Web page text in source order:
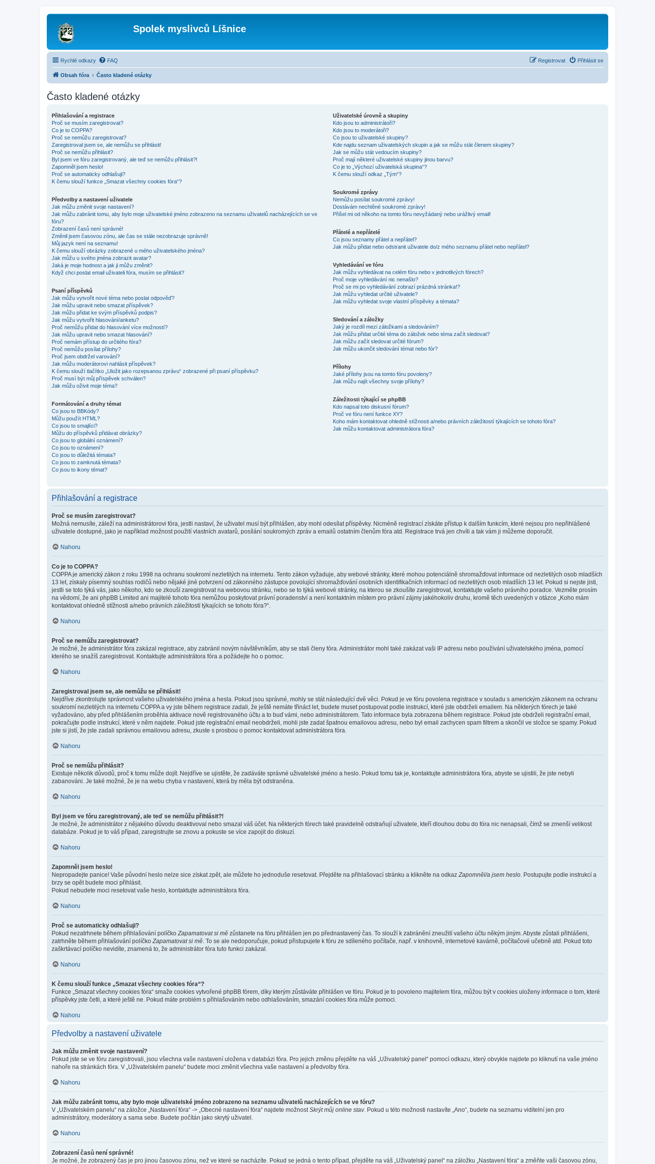
Spolek myslivců Líšnice
Rychlé odkazy FAQ Přihlásit se
Registrovat
Obsah fóra Často kladené otázky
Často kladené otázky
Přihlašování a registrace
Proč se musím zaregistrovat?
Co je to COPPA?
Proč se nemůžu zaregistrovat?
Zaregistroval jsem se, ale nemůžu se přihlásit!
Proč se nemůžu přihlásit?
Byl jsem ve fóru zaregistrovaný, ale teď se nemůžu přihlásit?!
Zapomněl jsem heslo!
Proč se automaticky odhlašuji?
K čemu slouží funkce „Smazat všechny cookies fóra“?
Předvolby a nastavení uživatele
Jak můžu změnit svoje nastavení?
Jak můžu zabránit tomu, aby bylo moje uživatelské jméno zobrazeno na seznamu uživatelů nacházejících se ve
fóru?
Zobrazení časů není správné!
Změnil jsem časovou zónu, ale čas se stále nezobrazuje správně!
Můj jazyk není na seznamu!
K čemu slouží obrázky zobrazené u mého uživatelského jména?
Jak můžu u svého jména zobrazit avatar?
Jaká je moje hodnost a jak ji můžu změnit?
Když chci poslat email uživateli fóra, musím se přihlásit?
Psaní příspěvků
Jak můžu vytvořit nové téma nebo poslat odpověď?
Jak můžu upravit nebo smazat příspěvek?
Jak můžu přidat ke svým příspěvků podpis?
Jak můžu vytvořit hlasování/anketu?
Proč nemůžu přidat do hlasování více možností?
Jak můžu upravit nebo smazat hlasování?
Proč nemám přístup do určitého fóra?
Proč nemůžu posílat přílohy?
Proč jsem obdržel varování?
Jak můžu moderátorovi nahlásit příspěvek?
K čemu slouží tlačítko „Uložit jako rozepsanou zprávu“ zobrazené při psaní příspěvku?
Proč musí být můj příspěvek schválen?
Jak můžu oživit moje téma?
Formátování a druhy témat
Co jsou to BBKódy?
Můžu použít HTML?
Co jsou to smajlíci?
Můžu do příspěvků přidávat obrázky?
Co jsou to globální oznámení?
Co jsou to oznámení?
Co jsou to důležitá témata?
Co jsou to zamknutá témata?
Co jsou to ikony témat?
Uživatelské úrovně a skupiny
Kdo jsou to administrátoři?
Kdo jsou to moderátoři?
Co jsou to uživatelské skupiny?
Kde najdu seznam uživatelských skupin a jak se můžu stát členem skupiny?
Jak se můžu stát vedoucím skupiny?
Proč mají některé uživatelské skupiny jinou barvu?
Co je to „Výchozí uživatelská skupina“?
K čemu slouží odkaz „Tým“?
Soukromé zprávy
Nemůžu posílat soukromé zprávy!
Dostávám nechtěné soukromé zprávy!
Přišel mi od někoho na tomto fóru nevyžádaný nebo urážlivý email!
Přátelé a nepřátelé
Co jsou seznamy přátel a nepřátel?
Jak můžu přidat nebo odstranit uživatele do/z mého seznamu přátel nebo nepřátel?
Vyhledávání ve fóru
Jak můžu vyhledávat na celém fóru nebo v jednotlivých fórech?
Proč moje vyhledávání nic nenašlo?
Proč se mi po vyhledávání zobrazí prázdná stránka!?
Jak můžu vyhledat určité uživatele?
Jak můžu vyhledat svoje vlastní příspěvky a témata?
Sledování a záložky
Jaký je rozdíl mezi záložkami a sledováním?
Jak můžu přidat určité téma do záložek nebo téma začít sledovat?
Jak můžu začít sledovat určité fórum?
Jak můžu ukončit sledování témat nebo fór?
Přílohy
Jaké přílohy jsou na tomto fóru povoleny?
Jak můžu najít všechny svoje přílohy?
Záležitosti týkající se phpBB
Kdo napsal toto diskusní fórum?
Proč ve fóru není funkce XY?
Koho mám kontaktovat ohledně stížnosti a/nebo právních záležitostí týkajících se tohoto fóra?
Jak můžu kontaktovat administrátora fóra?
Přihlašování a registrace
Proč se musím zaregistrovat?
Možná nemusíte, záleží na administrátorovi fóra, jestli nastaví, že uživatel musí být přihlášen, aby mohl odesílat příspěvky. Nicméně registrací získáte přístup k dalším funkcím, které nejsou pro nepřihlášené
uživatele dostupné, jako je například možnost použití vlastních avatarů, posílání soukromých zpráv a emailů ostatním členům fóra atd. Registrace trvá jen chvíli a tak vám ji můžeme doporučit.
Nahoru
Co je to COPPA?
COPPA je americký zákon z roku 1998 na ochranu soukromí nezletilých na internetu. Tento zákon vyžaduje, aby webové stránky, které mohou potenciálně shromažďovat informace od nezletilých osob mladších
13 let, získaly písemný souhlas rodičů nebo nějaké jiné potvrzení od zákonného zástupce povolující shromažďování osobních identifikačních informací od nezletilých osob mladších 13 let. Pokud si nejste jisti,
jestli se toto týká vás, jako někoho, kdo se zkouší zaregistrovat na webovou stránku, nebo se to týká webové stránky, na kterou se zkoušíte zaregistrovat, kontaktujte vašeho právního poradce. Vezměte prosím
na vědomí, že ani phpBB Limited ani majitelé tohoto fóra nemůžou poskytovat právní poradenství a není kontaktním místem pro právní zájmy jakéhokoliv druhu, kromě těch uvedených v otázce „Koho mám
kontaktovat ohledně stížnosti a/nebo právních záležitostí týkajících se tohoto fóra?“.
Nahoru
Proč se nemůžu zaregistrovat?
Je možné, že administrátor fóra zakázal registrace, aby zabránil novým návštěvníkům, aby se stali členy fóra. Administrátor mohl také zakázat vaši IP adresu nebo používání uživatelského jména, pomocí
kterého se snažíš zaregistrovat. Kontaktujte administrátora fóra a požádejte ho o pomoc.
Nahoru
Zaregistroval jsem se, ale nemůžu se přihlásit!
Nejdříve zkontrolujte správnost vašeho uživatelského jména a hesla. Pokud jsou správné, mohly se stát následující dvě věci. Pokud je ve fóru povolena registrace v souladu s americkým zákonem na ochranu
soukromí nezletilých na internetu COPPA a vy jste během registrace zadali, že ještě nemáte třináct let, budete muset postupovat podle instrukcí, které jste obdrželi emailem. Na některých fórech je také
vyžadováno, aby před přihlášením proběhla aktivace nově registrovaného účtu a to buď vámi, nebo administrátorem. Tato informace byla zobrazena během registrace. Pokud jste obdrželi registrační email,
pokračujte podle instrukcí, které v něm najdete. Pokud jste registrační email neobdrželi, mohli jste zadat špatnou emailovou adresu, nebo byl email zachycen spam filtrem a skončil ve složce se spamy. Pokud
jste si jistí, že jste zadali správnou emailovou adresu, zkuste s prosbou o pomoc kontaktovat administrátora fóra.
Nahoru
Proč se nemůžu přihlásit?
Existuje několik důvodů, proč k tomu může dojít. Nejdříve se ujistěte, že zadáváte správné uživatelské jméno a heslo. Pokud tomu tak je, kontaktujte administrátora fóra, abyste se ujistili, že jste nebyli
zabanováni. Je také možné, že je na webu chyba v nastavení, která by měla být odstraněna.
Nahoru
Byl jsem ve fóru zaregistrovaný, ale teď se nemůžu přihlásit?!
Je možné, že administrátor z nějakého důvodu deaktivoval nebo smazal váš účet. Na některých fórech také pravidelně odstraňují uživatele, kteří dlouhou dobu do fóra nic nenapsali, čímž se zmenší velikost
databáze. Pokud je to váš případ, zaregistrujte se znovu a pokuste se více zapojit do diskuzí.
Nahoru
Zapomněl jsem heslo!
Nepropadejte panice! Vaše původní heslo nelze sice získat zpět, ale můžete ho jednoduše resetovat. Přejděte na přihlašovací stránku a klikněte na odkazZapomněl/a jsem heslo. Postupujte podle instrukcí a
brzy se opět budete moci přihlásit.
Pokud nebudete moci resetovat vaše heslo, kontaktujte administrátora fóra.
Nahoru
Proč se automaticky odhlašuji?
Pokud nezatrhnete během přihlašování políčkoZapamatovat si mě zůstanete na fóru přihlášen jen po přednastavený čas. To slouží k zabránění zneužití vašeho účtu někým jiným. Abyste zůstali přihlášeni,
zatrhněte během přihlašování políčkoZapamatovat si mě. To se ale nedoporučuje, pokud přistupujete k fóru ze sdíleného počítače, např. v knihovně, internetové kavárně, počítačové učebně atd. Pokud toto
zaškrtávací políčko nevidíte, znamená to, že administrátor fóra tuto funkci zakázal.
Nahoru
K čemu slouží funkce „Smazat všechny cookies fóra“?
Funkce „Smazat všechny cookies fóra“ smaže cookies vytvořené phpBB fórem, díky kterým zůstáváte přihlášen ve fóru. Pokud je to povoleno majitelem fóra, můžou být v cookies uloženy informace o tom, které
příspěvky jste četli, a které ještě ne. Pokud máte problém s přihlašováním nebo odhlašováním, smazání cookies fóra může pomoci.
Nahoru
Předvolby a nastavení uživatele
Jak můžu změnit svoje nastavení?
Pokud jste se ve fóru zaregistrovali, jsou všechna vaše nastavení uložena v databázi fóra. Pro jejich změnu přejděte na váš „Uživatelský panel“ pomocí odkazu, který obvykle najdete po kliknutí na vaše jméno
nahoře na stránkách fóra. V „Uživatelském panelu“ budete moci změnit všechna vaše nastavení a předvolby fóra.
Nahoru
Jak můžu zabránit tomu, aby bylo moje uživatelské jméno zobrazeno na seznamu uživatelů nacházejících se ve fóru?
V „Uživatelském panelu“ na záložce „Nastavení fóra“ -> „Obecné nastavení fóra“ najdete možnostSkrýt můj online stav. Pokud u této možnosti nastavíte „Ano“, budete na seznamu viditelní jen pro
administrátory, moderátory a sama sebe. Budete počítán jako skrytý uživatel.
Nahoru
Zobrazení časů není správné!
Je možné, že zobrazený čas je pro jinou časovou zónu, než ve které se nacházíte. Pokud se jedná o tento případ, přejděte na váš „Uživatelský panel“ na záložku „Nastavení fóra“ a změňte vaši časovou zónu,